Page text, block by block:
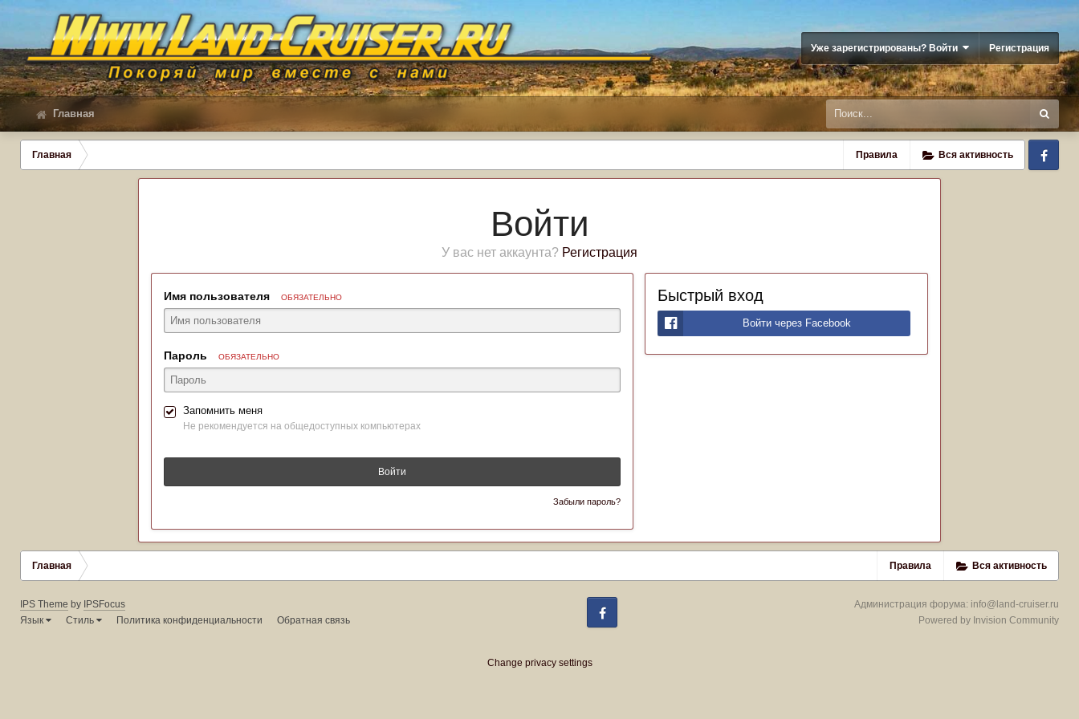
Уже зарегистрированы? Войти Регистрация
Главная
Правила Вся активность
Главная
Войти
У вас нет аккаунта? Регистрация
Имя пользователя ОБЯЗАТЕЛЬНО
Пароль ОБЯЗАТЕЛЬНО
Запомнить меня
Не рекомендуется на общедоступных компьютерах
Войти
Забыли пароль?
Быстрый вход
Войти через Facebook
Правила Вся активность
Главная
IPS Theme by IPSFocus
Язык
Стиль Политика конфиденциальности Обратная связь
Администрация форума: info@land-cruiser.ru
Powered by Invision Community
Change privacy settings